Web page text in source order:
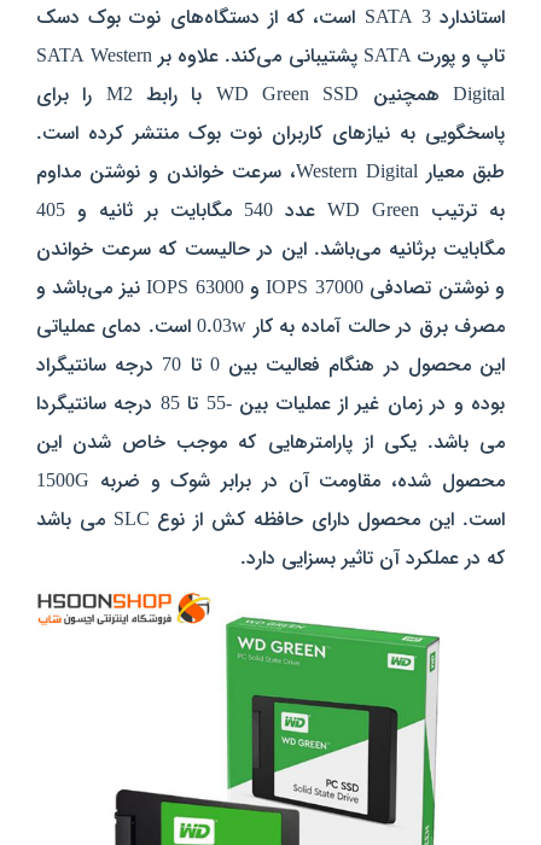
استاندارد SATA 3 است‌، که از دستگاه‌های نوت بوک دسک
تاپ و پورت SATA پشتیبانی می‌کند. علاوه بر SATA Western
Digital همچنین WD Green SSD با رابط M2 را برای
پاسخگویی به نیازهای کاربران نوت بوک منتشر کرده است.
طبق معیار Western Digital‌، سرعت خواندن و نوشتن مداوم
به ترتیب WD Green عدد 540 مگابایت بر ثانیه و 405
مگابایت برثانیه می‌باشد. این در حالیست که سرعت خواندن
و نوشتن تصادفی 37000 IOPS و 63000 IOPS نیز می‌باشد و
مصرف برق در حالت آماده به کار 0.03w است. دمای عملیاتی
این محصول در هنگام فعالیت بین 0 تا 70 درجه سانتیگراد
بوده و در زمان غیر از عملیات بین -55 تا 85 درجه سانتیگردا
می باشد. یکی از پارامترهایی که موجب خاص شدن این
محصول شده، مقاومت آن در برابر شوک و ضربه 1500G
است.
این محصول دارای حافظه کش از نوع SLC می باشد
که در عملکرد آن تاثیر بسزایی دارد.